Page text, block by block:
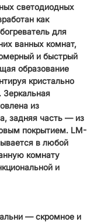
светодиодных
как
для
ванных комнат,
и быстрый
образование
кристально
Зеркальная
из
задняя часть — из
покрытием. LM-
в любой
комнату
и
— скромное и